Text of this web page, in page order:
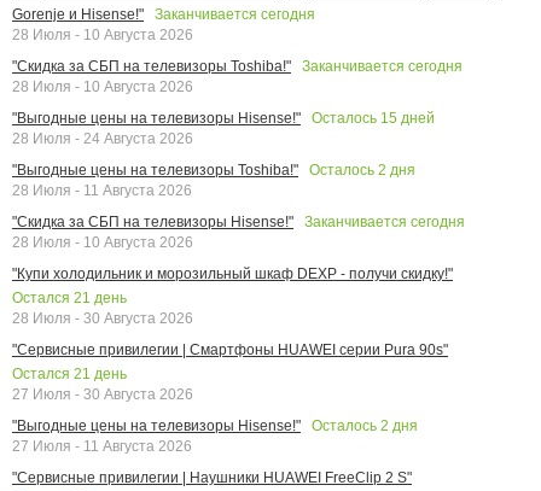
Gorenje и Hisense!"
Заканчивается сегодня
28 Июля - 10 Августа 2026
"Скидка за СБП на телевизоры Toshiba!"
Заканчивается сегодня
28 Июля - 10 Августа 2026
"Выгодные цены на телевизоры Hisense!"
Осталось 15 дней
28 Июля - 24 Августа 2026
"Выгодные цены на телевизоры Toshiba!"
Осталось 2 дня
28 Июля - 11 Августа 2026
"Скидка за СБП на телевизоры Hisense!"
Заканчивается сегодня
28 Июля - 10 Августа 2026
"Купи холодильник и морозильный шкаф DEXP - получи скидку!"
Остался 21 день
28 Июля - 30 Августа 2026
"Сервисные привилегии | Смартфоны HUAWEI серии Pura 90s"
Остался 21 день
27 Июля - 30 Августа 2026
"Выгодные цены на телевизоры Hisense!"
Осталось 2 дня
27 Июля - 11 Августа 2026
"Сервисные привилегии | Наушники HUAWEI FreeClip 2 S"